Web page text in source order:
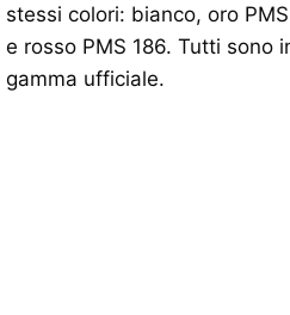
stessi colori: bianco, oro
e rosso PMS 186. Tutti sono
gamma ufficiale.